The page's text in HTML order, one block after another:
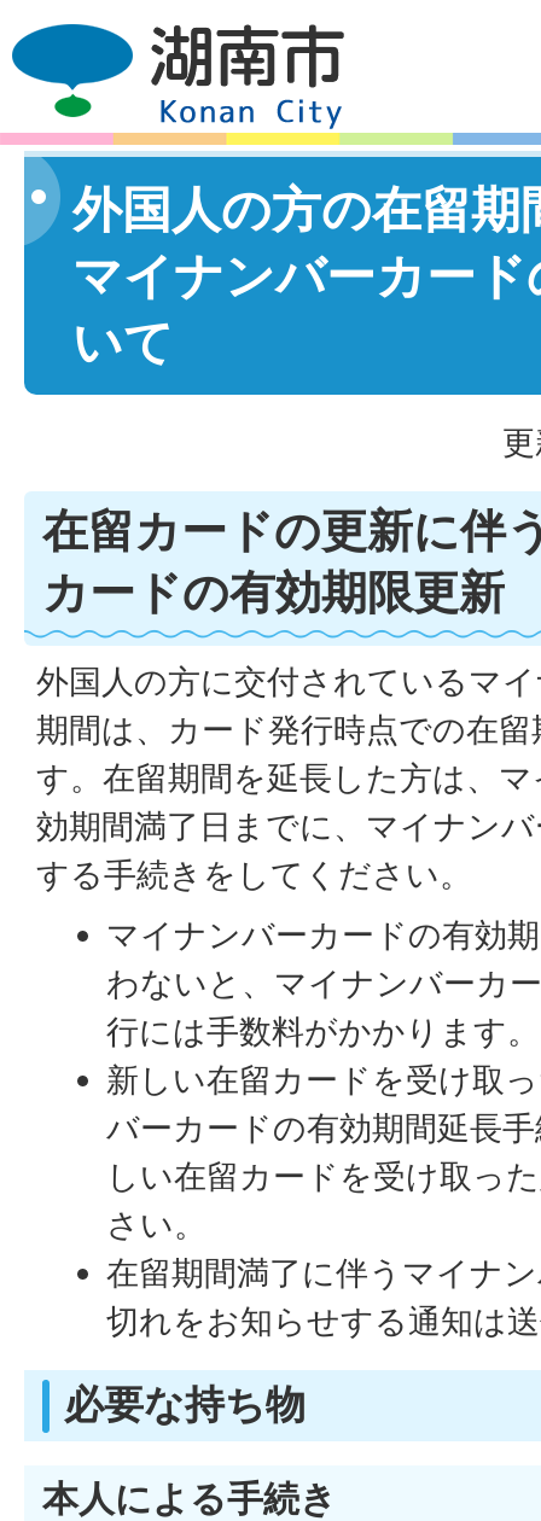
外国人の方の在留期
マイナンバーカー
いて
在留カードの更新に伴
カードの有効期限更新
外国人の方に交付されているマ
期間は、カード発行時点での在
す。在留期間を延長した方は、
効期間満了日までに、マイナン
する手続きをしてください。
マイナンバーカードの有効
わないと、マイナンバーカ
行には手数料がかかります。
新しい在留カードを受け取
バーカードの有効期間延長
しい在留カードを受け取っ
さい。
在留期間満了に伴うマイナ
切れをお知らせする通知は
必要な持ち物
本人による手続き